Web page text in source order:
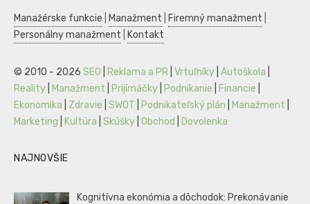
Manažérske funkcie Manažment Firemný manažment
Personálny manažment
Kontakt
© 2010 - 2026 SEO Reklama a PR Vrtuľníky Autoškola
Reality
Manažment Prijímáčky Podnikanie Financie
Ekonomika
Zdravie SWOT Podnikateľský plán Manažment
Marketing
Kultúra Skúšky Obchod Dovolenka
NAJNOVŠIE
Kognitívna ekonómia a dôchodok: Prekonávanie